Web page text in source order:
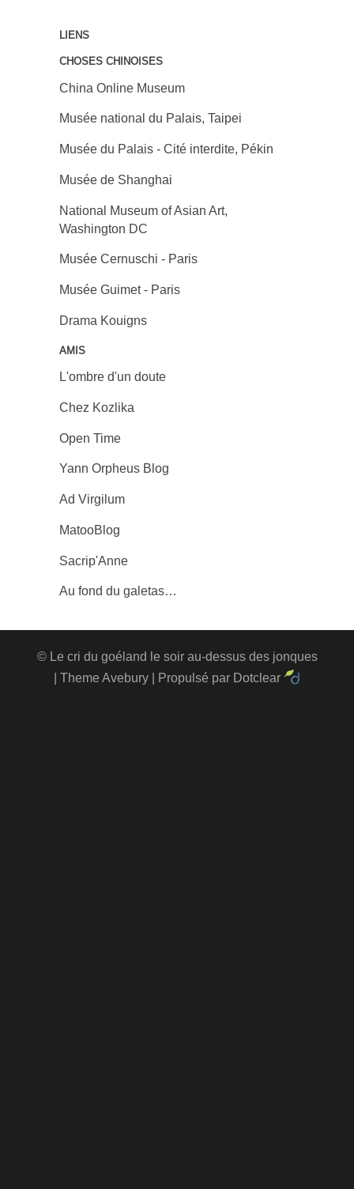
LIENS
CHOSES CHINOISES
China Online Museum
Musée national du Palais, Taipei
Musée du Palais - Cité interdite, Pékin
Musée de Shanghai
National Museum of Asian Art,
Washington DC
Musée Cernuschi - Paris
Musée Guimet - Paris
Drama Kouigns
AMIS
L'ombre d'un doute
Chez Kozlika
Open Time
Yann Orpheus Blog
Ad Virgilum
MatooBlog
Sacrip'Anne
Au fond du galetas…
© Le cri du goéland le soir au-dessus des jonques
| Theme Avebury | Propulsé par Dotclear